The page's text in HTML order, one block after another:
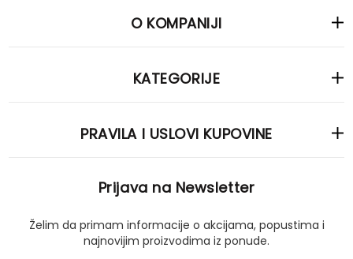
O KOMPANIJI
KATEGORIJE
PRAVILA I USLOVI KUPOVINE
Prijava na Newsletter
Želim da primam informacije o akcijama, popustima i
najnovijim proizvodima iz ponude.